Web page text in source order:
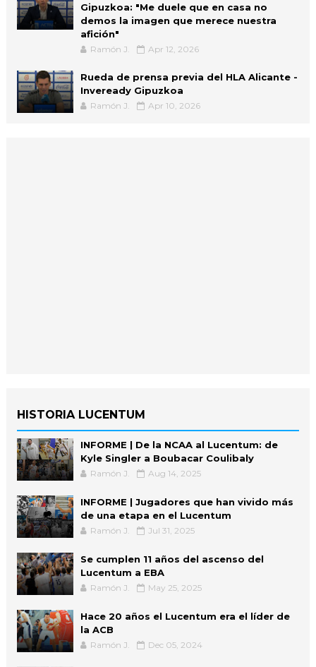
Gipuzkoa: "Me duele que en casa no
demos la imagen que merece nuestra
afición"
Ramón J. Apr 12, 2026
Rueda de prensa previa del HLA Alicante -
Inveready Gipuzkoa
Ramón J. Apr 10, 2026
HISTORIA LUCENTUM
INFORME | De la NCAA al Lucentum: de
Kyle Singler a Boubacar Coulibaly
Ramón J. Aug 14, 2025
INFORME | Jugadores que han vivido más
de una etapa en el Lucentum
Ramón J. Jul 31, 2025
Se cumplen 11 años del ascenso del
Lucentum a EBA
Ramón J. May 25, 2025
Hace 20 años el Lucentum era el líder de
la ACB
Ramón J. Dec 05, 2024